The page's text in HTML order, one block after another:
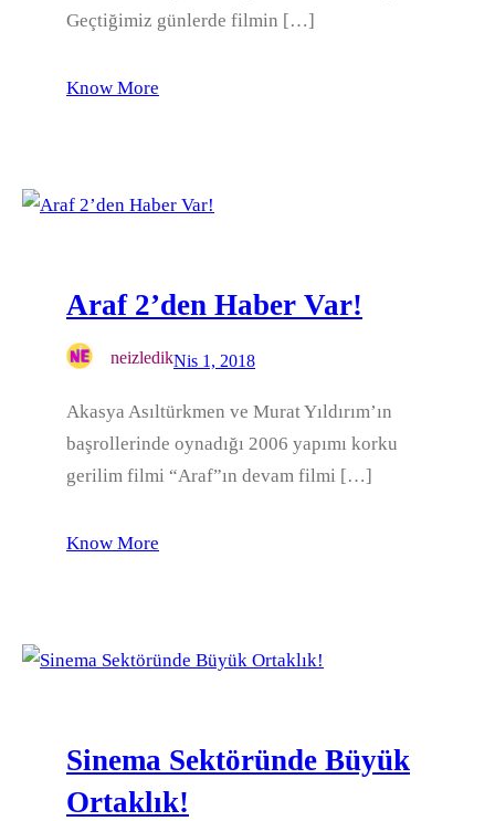
Geçtiğimiz günlerde filmin […]
Know More
Araf 2’den Haber Var!
neizledikNis 1, 2018
Akasya Asıltürkmen ve Murat Yıldırım’ın
başrollerinde oynadığı 2006 yapımı korku
gerilim filmi “Araf”ın devam filmi […]
Know More
Sinema Sektöründe Büyük
Ortaklık!